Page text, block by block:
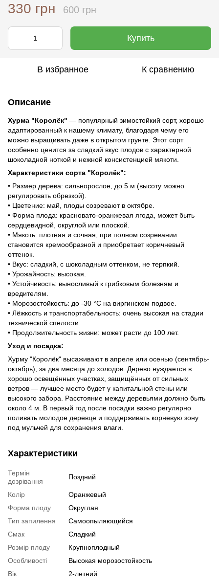
330 грн 600 грн
Купить
В избранное К сравнению
Описание
Хурма "Королёк" — популярный зимостойкий сорт, хорошо
адаптированный к нашему климату, благодаря чему его
можно выращивать даже в открытом грунте. Этот сорт
особенно ценится за сладкий вкус плодов с характерной
шоколадной ноткой и нежной консистенцией мякоти.
Характеристики сорта "Королёк":
• Размер дерева: сильнорослое, до 5 м (высоту можно
регулировать обрезкой).
• Цветение: май, плоды созревают в октябре.
• Форма плода: красновато-оранжевая ягода, может быть
сердцевидной, округлой или плоской.
• Мякоть: плотная и сочная, при полном созревании
становится кремообразной и приобретает коричневый
оттенок.
• Вкус: сладкий, с шоколадным оттенком, не терпкий.
• Урожайность: высокая.
• Устойчивость: выносливый к грибковым болезням и
вредителям.
• Морозостойкость: до -30 °C на виргинском подвое.
• Лёжкость и транспортабельность: очень высокая на стадии
технической спелости.
• Продолжительность жизни: может расти до 100 лет.
Уход и посадка:
Хурму "Королёк" высаживают в апреле или осенью (сентябрь-
октябрь), за два месяца до холодов. Дерево нуждается в
хорошо освещённых участках, защищённых от сильных
ветров — лучшее место будет у капитальной стены или
высокого забора. Расстояние между деревьями должно быть
около 4 м. В первый год после посадки важно регулярно
поливать молодое деревце и поддерживать корневую зону
под мульчей для сохранения влаги.
Характеристики
Термін
дозрівання
Поздний
Колір
Оранжевый
Форма плоду
Округлая
Тип запилення
Самоопыляющийся
Смак
Сладкий
Розмір плоду
Крупноплодный
Особливості
Высокая морозостойкость
Вік
2-летний